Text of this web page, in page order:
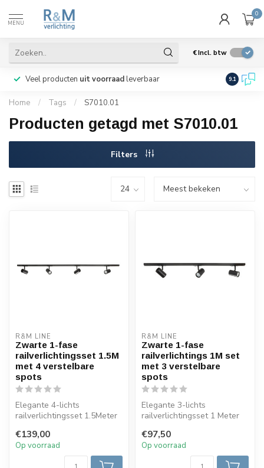
MENU
0
€Incl. btw
Veel producten uit voorraadleverbaar Wij
9.1
Home / Tags / S7010.01
Producten getagd met S7010.01
Filters
R&M LINE
Zwarte 1-fase
railverlichtingsset 1.5M
met 4 verstelbare
spots
Elegante 4-lichts
railverlichtingsset 1.5Meter
spots, zwar...
€139,00
Op voorraad
R&M LINE
Zwarte 1-fase
railverlichtings 1M set
met 3 verstelbare
spots
Elegante 3-lichts
railverlichtingsset 1 Meter
spots, zwarte...
€97,50
Op voorraad